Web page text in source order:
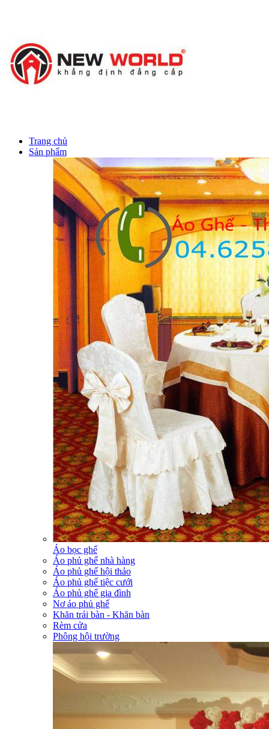
Trang chủ
Sản phẩm
Áo bọc ghế
Áo phủ ghế nhà hàng
Áo phủ ghế hội thảo
Áo phủ ghế tiệc cưới
Áo phủ ghế gia đình
Nơ áo phủ ghế
Khăn trải bàn - Khăn bàn
Rèm cửa
Phông hội trường